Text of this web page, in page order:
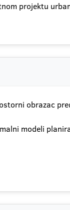
projektu
obrazac
modeli